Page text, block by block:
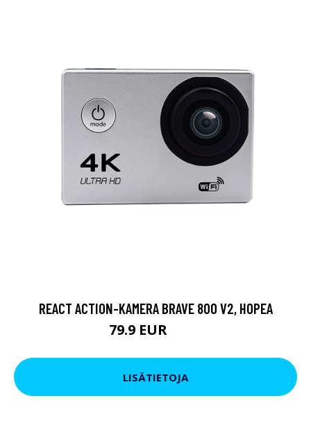
REACT ACTION-KAMERA BRAVE 800 V2, HOPEA
79.9 EUR
LISÄTIETOJA